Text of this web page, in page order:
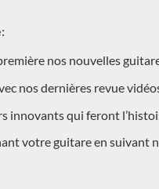
nos nouvelles
nos dernières revue
innovants qui feront
votre guitare en suivant